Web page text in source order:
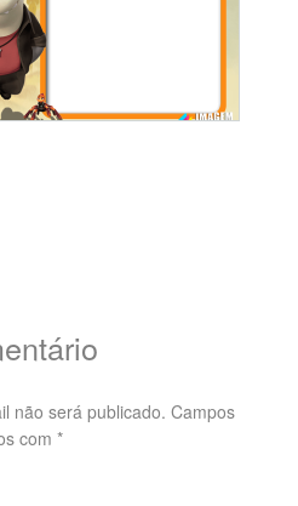
não será publicado. Campos
com *